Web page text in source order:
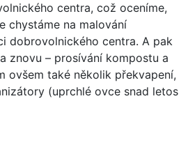
centra, což oceníme,
chystáme na malování
dobrovolnického centra. A pak
znovu – prosívání kompostu a
ovšem také několik překvapení,
(uprchlé ovce snad letos